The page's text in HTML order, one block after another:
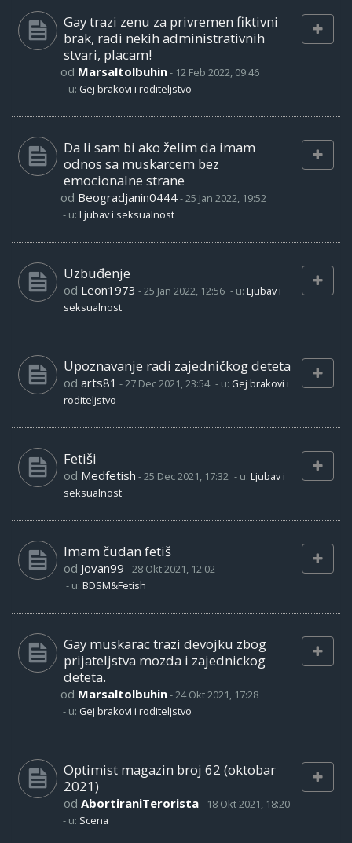
Gay trazi zenu za privremen fiktivni
brak, radi nekih administrativnih
stvari, placam!
od Marsaltolbuhin- 12 Feb 2022, 09:46
- u: Gej brakovi i roditeljstvo
Da li sam bi ako želim da imam
odnos sa muskarcem bez
emocionalne strane
od Beogradjanin0444-25 Jan 2022, 19:52
- u: Ljubav i seksualnost
Uzbuđenje
od Leon1973 -25 Jan 2022, 12:56 - u: Ljubav i
seksualnost
Upoznavanje radi zajedničkog deteta
od arts81 -27 Dec 2021, 23:54 - u: Gej brakovi i
roditeljstvo
Fetiši
od Medfetish -25 Dec 2021, 17:32 - u: Ljubav i
seksualnost
Imam čudan fetiš
od Jovan99 -28 Okt 2021, 12:02
- u: BDSM&Fetish
Gay muskarac trazi devojku zbog
prijateljstva mozda i zajednickog
deteta.
od Marsaltolbuhin-24 Okt 2021, 17:28
- u: Gej brakovi i roditeljstvo
Optimist magazin broj 62 (oktobar
2021)
od AbortiraniTerorista- 18 Okt 2021, 18:20
- u: Scena